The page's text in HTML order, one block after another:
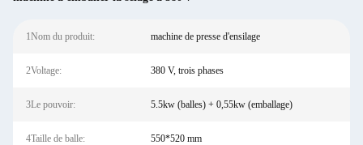
1Nom du produit: machine de presse d'ensilage
2Voltage: 380 V, trois phases
3Le pouvoir: 5.5kw (balles) + 0,55kw (emballage)
4Taille de balle: 550*520 mm